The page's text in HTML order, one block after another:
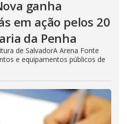
ganha
em ação pelos 20
da Penha
de SalvadorA Arena Fonte
e equipamentos públicos de